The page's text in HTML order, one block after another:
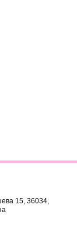
15, 36034,